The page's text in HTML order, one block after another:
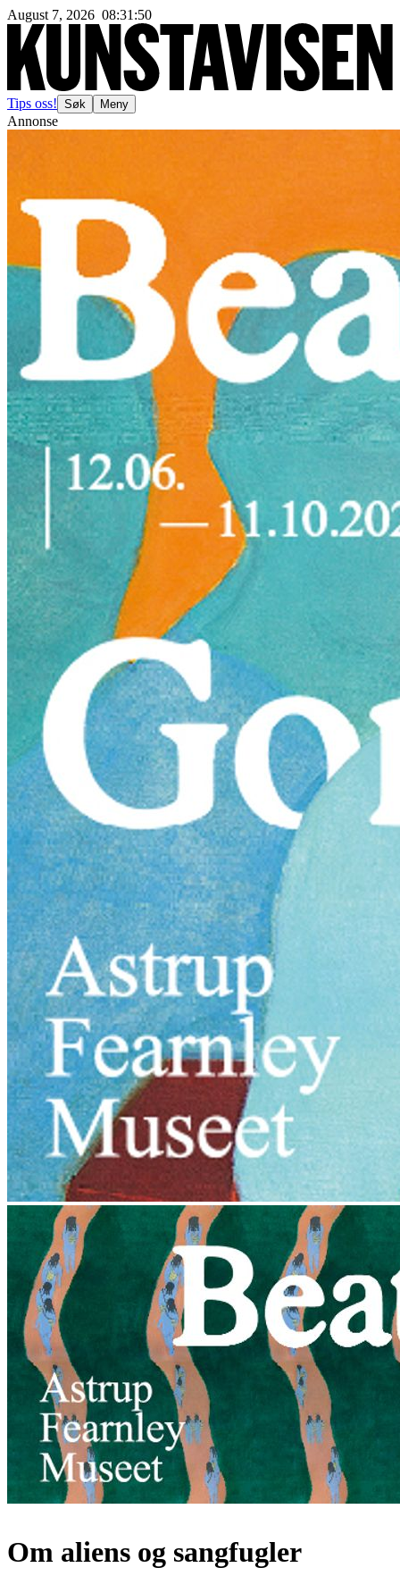
August 7, 2026 08:31 :53
Tips oss! Søk Meny
Annonse
Om aliens og sangfugler